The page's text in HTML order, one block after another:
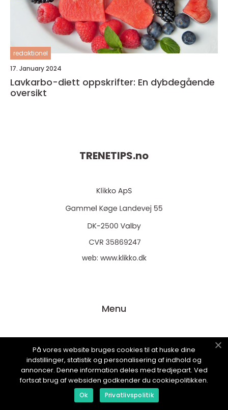
redaktionel
17. January 2024
Lavkarbo-diett oppskrifter: En dybdegående
oversikt
TRENETIPS.no
web: www.klikko.dk
Menu
Om oss
Cookies
Kontakt Oss
På vores website bruges cookies til at huske dine
indstillinger, statistik og personalisering af indhold og
annoncer. Denne information deles med tredjepart. Ved
fortsat brug af websiden godkender du cookiepolitikken.
Ok Privatlivspolitik